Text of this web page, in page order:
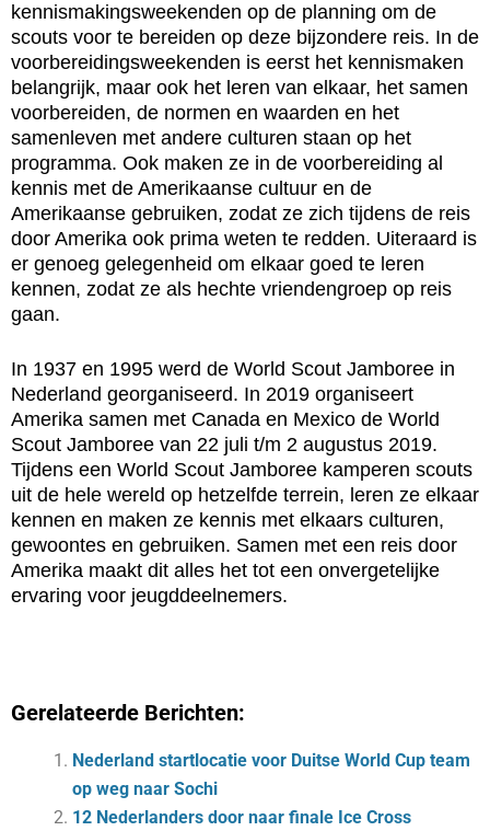
kennismakingsweekenden op de planning om de
scouts voor te bereiden op deze bijzondere reis. In de
voorbereidingsweekenden is eerst het kennismaken
belangrijk, maar ook het leren van elkaar, het samen
voorbereiden, de normen en waarden en het
samenleven met andere culturen staan op het
programma. Ook maken ze in de voorbereiding al
kennis met de Amerikaanse cultuur en de
Amerikaanse gebruiken, zodat ze zich tijdens de reis
door Amerika ook prima weten te redden. Uiteraard is
er genoeg gelegenheid om elkaar goed te leren
kennen, zodat ze als hechte vriendengroep op reis
gaan.
In 1937 en 1995 werd de World Scout Jamboree in
Nederland georganiseerd. In 2019 organiseert
Amerika samen met Canada en Mexico de World
Scout Jamboree van 22 juli t/m 2 augustus 2019.
Tijdens een World Scout Jamboree kamperen scouts
uit de hele wereld op hetzelfde terrein, leren ze elkaar
kennen en maken ze kennis met elkaars culturen,
gewoontes en gebruiken. Samen met een reis door
Amerika maakt dit alles het tot een onvergetelijke
ervaring voor jeugddeelnemers.
Gerelateerde Berichten:
Nederland startlocatie voor Duitse World Cup team
op weg naar Sochi
12 Nederlanders door naar finale Ice Cross